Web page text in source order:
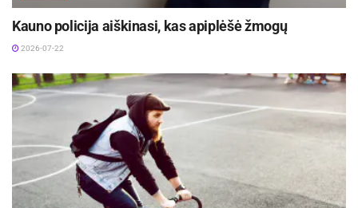
Kauno policija aiškinasi, kas apiplėšė žmogų
2026-07-22